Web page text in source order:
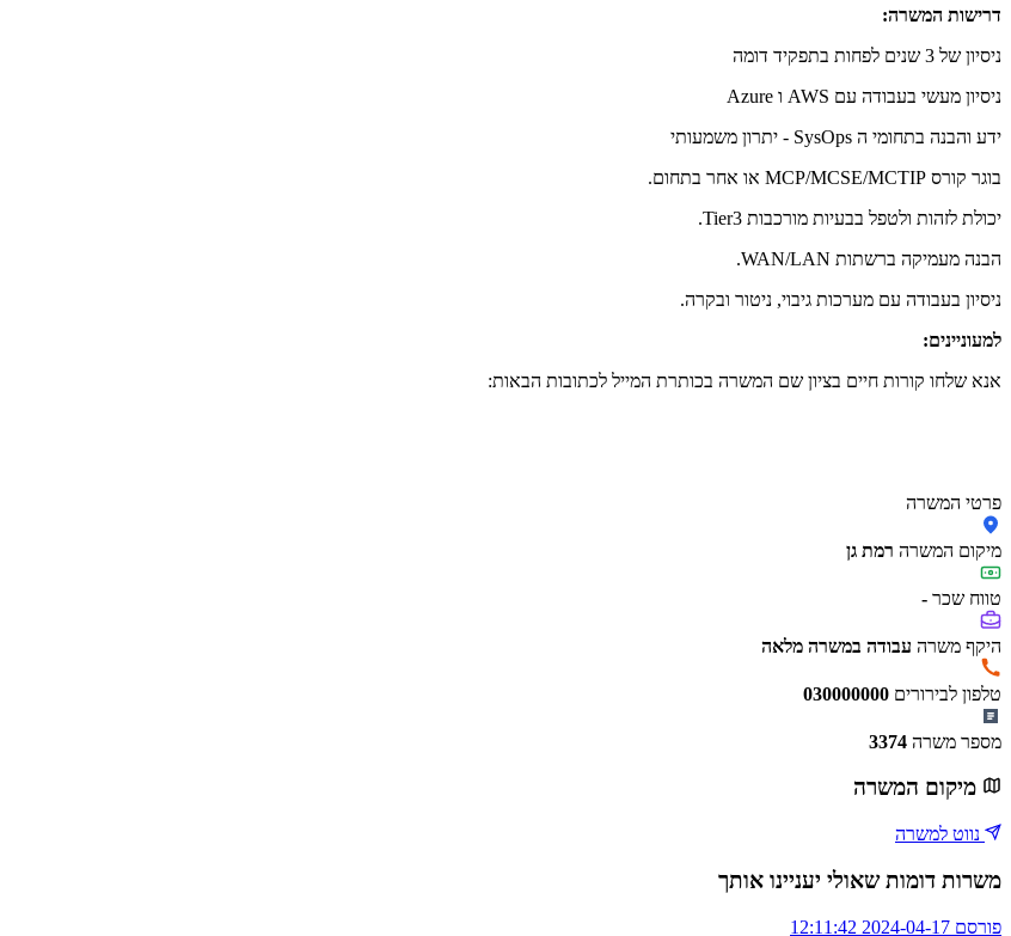
דרישות המשרה:
ניסיון של 3 שנים לפחות בתפקיד דומה
ניסיון מעשי בעבודה עם AWS ו Azure
ידע והבנה בתחומי ה SysOps - יתרון משמעותי
בוגר קורס MCP/MCSE/MCTIP או אחר בתחום.
יכולת לזהות ולטפל בבעיות מורכבות Tier3.
הבנה מעמיקה ברשתות WAN/LAN.
ניסיון בעבודה עם מערכות גיבוי, ניטור ובקרה.
למעוניינים:
אנא שלחו קורות חיים בציון שם המשרה בכותרת המייל לכתובות הבאות:
פרטי המשרה
מיקום המשרה רמת גן
טווח שכר -
היקף משרה עבודה במשרה מלאה
טלפון לבירורים 030000000
מספר משרה 3374
מיקום המשרה
נווט למשרה
משרות דומות שאולי יעניינו אותך
פורסם 2024-04-17 12:11:42